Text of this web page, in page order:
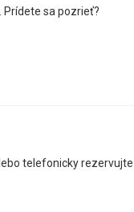
Prídete sa pozrieť?
telefonicky rezervujte